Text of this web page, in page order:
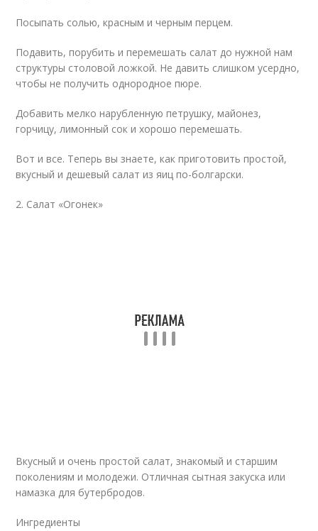
Посыпать солью, красным и черным перцем.
Подавить, порубить и перемешать салат до нужной нам
структуры столовой ложкой. Не давить слишком усердно,
чтобы не получить однородное пюре.
Добавить мелко нарубленную петрушку, майонез,
горчицу, лимонный сок и хорошо перемешать.
Вот и все. Теперь вы знаете, как приготовить простой,
вкусный и дешевый салат из яиц по-болгарски.
2. Салат «Огонек»
Вкусный и очень простой салат, знакомый и старшим
поколениям и молодежи. Отличная сытная закуска или
намазка для бутербродов.
Ингредиенты